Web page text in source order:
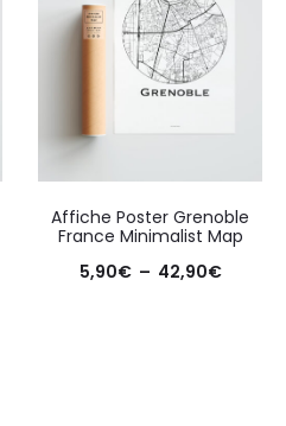
Affiche Poster Grenoble
France Minimalist Map
5,90€ – 42,90€Plage